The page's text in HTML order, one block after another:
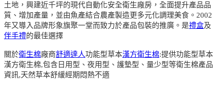
土地，興建近千坪的現代自動化安全衛生廠房，全面提升產品品
質、增加產量，並由魚產結合農產製造更多元化調理美食。2002
年又導入品牌形象旗聚一堂而致力於產品包裝的推廣。是禮盒及
伴手禮的最佳選擇
關於衛生棉廠商舒適達人功能型草本漢方衛生棉:提供功能型草本
漢方衛生棉,包含日用型、夜用型、護墊型、量少型等衛生棉產品
資訊,天然草本舒緩經期悶熱不適